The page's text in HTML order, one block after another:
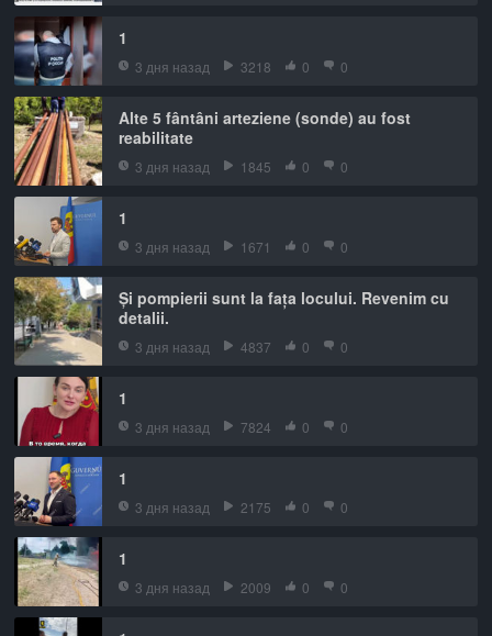
1
3 дня назад 3218 0 0
Alte 5 fântâni arteziene (sonde) au fost
reabilitate
3 дня назад 1845 0 0
1
3 дня назад 1671 0 0
Și pompierii sunt la fața locului. Revenim cu
detalii.
3 дня назад 4837 0 0
1
3 дня назад 7824 0 0
1
3 дня назад 2175 0 0
1
3 дня назад 2009 0 0